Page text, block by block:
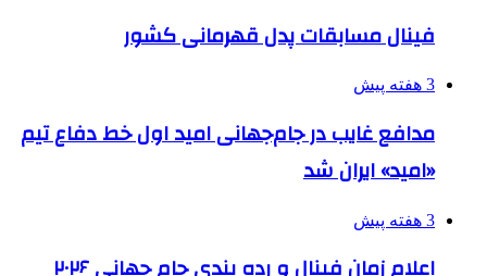
فینال مسابقات پدل قهرمانی کشور
3 هفته پیش
مدافع غایب در جام‌جهانی امید اول خط دفاع تیم
«امید» ایران شد
3 هفته پیش